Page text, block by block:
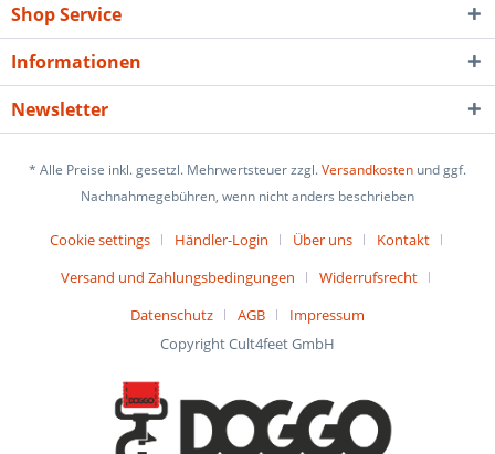
Shop Service
Informationen
Newsletter
* Alle Preise inkl. gesetzl. Mehrwertsteuer zzgl.Versandkosten und ggf.
Nachnahmegebühren, wenn nicht anders beschrieben
Cookie settings Händler-Login Über uns
Kontakt
Versand und Zahlungsbedingungen
Widerrufsrecht
Datenschutz
AGB
Impressum
Copyright Cult4feet GmbH